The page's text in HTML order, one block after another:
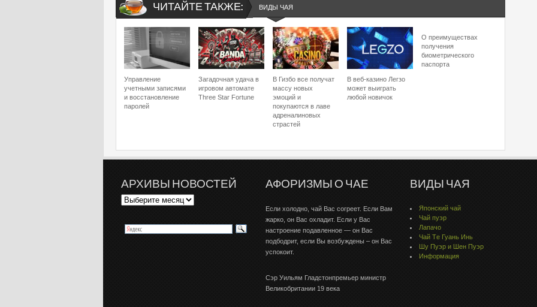
ЧИТАЙТЕ ТАКЖЕ: ВИДЫ ЧАЯ
Управление
учетными записями
и восстановление
паролей
Загадочная удача в
игровом автомате
Three Star Fortune
В Гизбо все получат
массу новых
эмоций и
покупаются в лаве
адреналиновых
страстей
В веб-казино Легзо
может выиграть
любой новичок
О преимуществах
получения
биометрического
паспорта
АРХИВЫ НОВОСТЕЙ АФОРИЗМЫ О ЧАЕ
Если холодно, чай Вас согреет. Если Вам
жарко, он Вас охладит. Если у Вас
настроение подавленное — он Вас
подбодрит, если Вы возбуждены – он Вас
успокоит.
Сэр Уильям Гладстонпремьер министр
Великобритании 19 века
ВИДЫ ЧАЯ
Японский чай
Чай пуэр
Лапачо
Чай Тe Гуaнь Инь
Шу Пуэр и Шен Пуэр
Информация